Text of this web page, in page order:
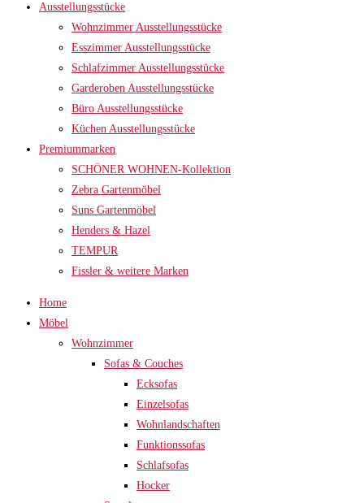
Ausstellungsstücke
Wohnzimmer Ausstellungsstücke
Esszimmer Ausstellungsstücke
Schlafzimmer Ausstellungsstücke
Garderoben Ausstellungsstücke
Büro Ausstellungsstücke
Küchen Ausstellungsstücke
Premiummarken
SCHÖNER WOHNEN-Kollektion
Zebra Gartenmöbel
Suns Gartenmöbel
Henders & Hazel
TEMPUR
Fissler & weitere Marken
Home
Möbel
Wohnzimmer
Sofas & Couches
Ecksofas
Einzelsofas
Wohnlandschaften
Funktionssofas
Schlafsofas
Hocker